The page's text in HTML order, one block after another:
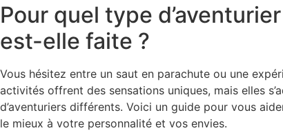
Pour quel type
est-elle faite ?
Vous hésitez entre un saut en parachute ou une
activités offrent des sensations uniques, mais elles
d’aventuriers différents. Voici un guide pour vous
le mieux à votre personnalité et vos envies.